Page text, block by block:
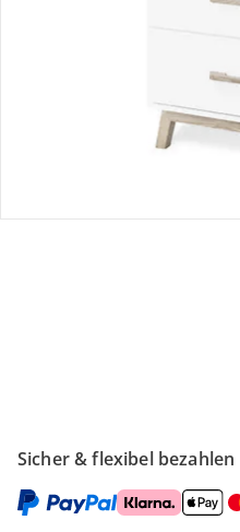
Gutscheine & Aktionen
Sicher & flexibel bezahlen